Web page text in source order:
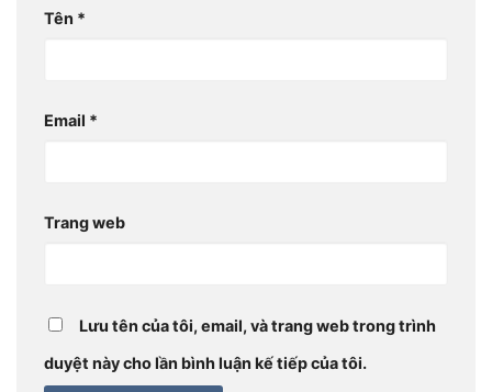
Tên *
Email *
Trang web
Lưu tên của tôi, email, và trang web trong trình
duyệt này cho lần bình luận kế tiếp của tôi.